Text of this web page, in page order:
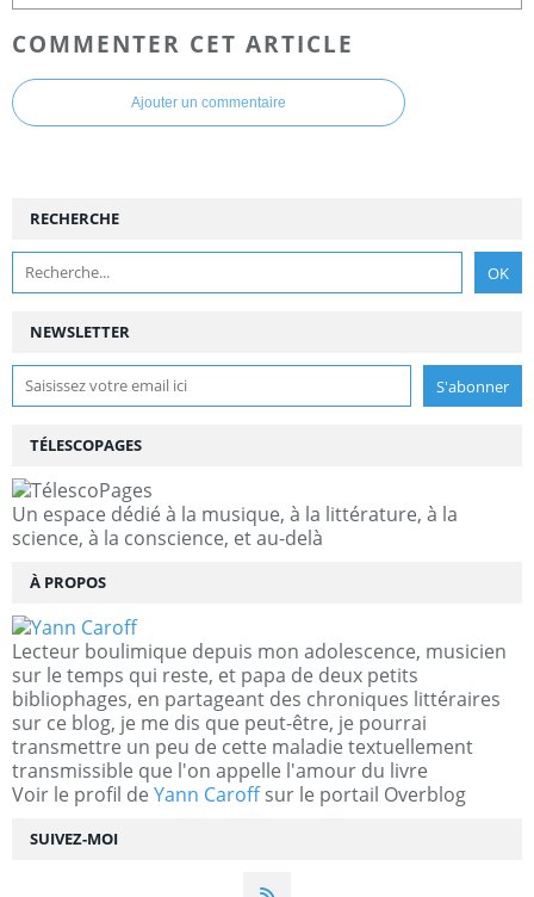
COMMENTER CET ARTICLE
Ajouter un commentaire
NEWSLETTER
SUIVEZ-MOI
RECHERCHE
TÉLESCOPAGES
Un espace dédié à la musique, à la littérature, à la
science, à la conscience, et au-delà
À PROPOS
Lecteur boulimique depuis mon adolescence, musicien
sur le temps qui reste, et papa de deux petits
bibliophages, en partageant des chroniques littéraires
sur ce blog, je me dis que peut-être, je pourrai
transmettre un peu de cette maladie textuellement
transmissible que l'on appelle l'amour du livre
Voir le profil de Yann Caroffsur le portail Overblog